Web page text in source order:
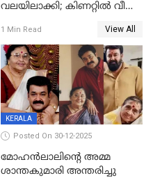
വലയിലാക്കി; കിണറ്റിൽ വീണ
1 Min Read View All
KERALA
Posted On 30-12-2025
മോഹന്‍ലാലിന്‍റെ അമ്മ
ശാന്തകുമാരി അന്തരിച്ചു